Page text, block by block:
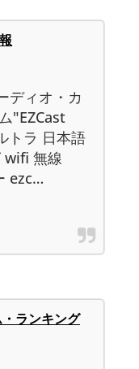
ディオ・カ
"EZCast
トラ 日本語
wifi 無線
ezc…
ランキング